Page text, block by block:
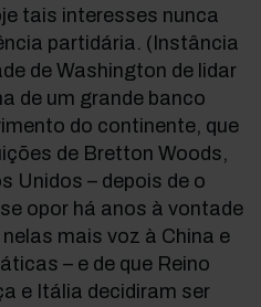
tais interesses nunca
partidária. (Instância
de Washington de lidar
de um grande banco
do continente, que
de Bretton Woods,
Unidos – depois de o
opor há anos à vontade
mais voz à China e
– e de que Reino
e Itália decidiram ser